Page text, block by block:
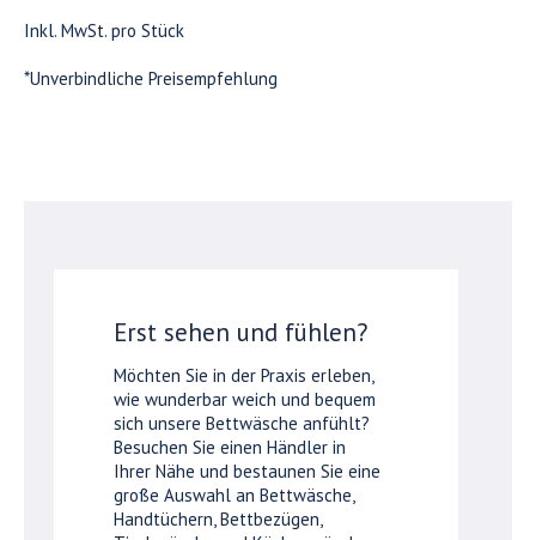
Inkl. MwSt. pro Stück
*Unverbindliche Preisempfehlung
Erst sehen und fühlen?
Möchten Sie in der Praxis erleben,
wie wunderbar weich und bequem
sich unsere Bettwäsche anfühlt?
Besuchen Sie einen Händler in
Ihrer Nähe und bestaunen Sie eine
große Auswahl an Bettwäsche,
Handtüchern, Bettbezügen,